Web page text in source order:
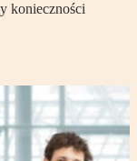
konieczności